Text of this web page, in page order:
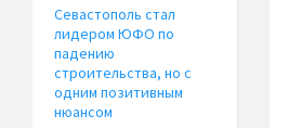
Севастополь стал
лидером ЮФО по
падению
строительства, но с
одним позитивным
нюансом